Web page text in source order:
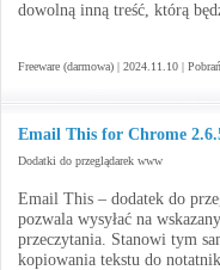
dowolną inną treść, którą
Freeware (darmowa) | 2024.11.10 |
Email This for Chrome
Dodatki do przeglądarek www
Email This – dodatek do
pozwala wysyłać na
przeczytania. Stanowi tym
kopiowania tekstu do